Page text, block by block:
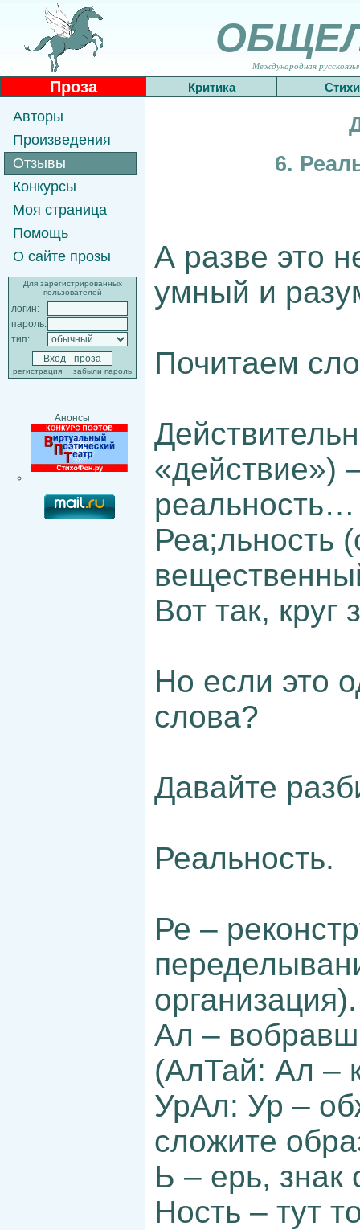
Международная
Проза Критика Стихи
Авторы
Произведения
Отзывы
Конкурсы
Моя страница
Помощь
О сайте прозы
Для зарегистрированных
пользователей
логин:
пароль:
тип:
регистрация забыли пароль
Анонсы
6.
А разве это
умный и
Почитаем
«действие»)
реальность…
Реа;льность
Вот так,
Но если это
слова?
Давайте
Реальность.
Ре –
организация).
Ал –
(АлТай: Ал –
УрАл: Ур –
сложите
Ь – ерь, знак
Ность – тут